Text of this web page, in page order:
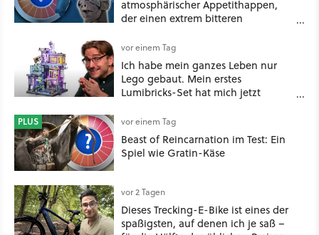
atmosphärischer Appetithappen,
der einen extrem bitteren
vor einem Tag
Ich habe mein ganzes Leben nur
Lego gebaut. Mein erstes
Lumibricks-Set hat mich jetzt
Stack im Test
PLUS vor einem Tag
Beast of Reincarnation im Test: Ein
Spiel wie Gratin-Käse
vor 2 Tagen
Dieses Trecking-E-Bike ist eines der
spaßigsten, auf denen ich je saß –